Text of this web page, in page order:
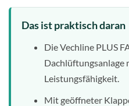
Das ist praktisch daran
Die Vechline PLUS
Dachlüftungsanlage
Leistungsfähigkeit.
Mit geöffneter